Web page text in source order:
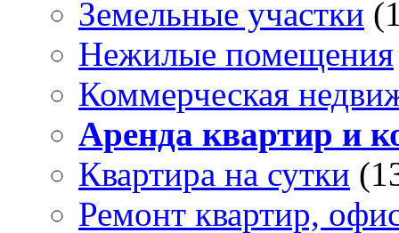
Земельные участки
Нежилые помещения
Коммерческая
Аренда квартир и
Квартира на сутки
Ремонт квартир,